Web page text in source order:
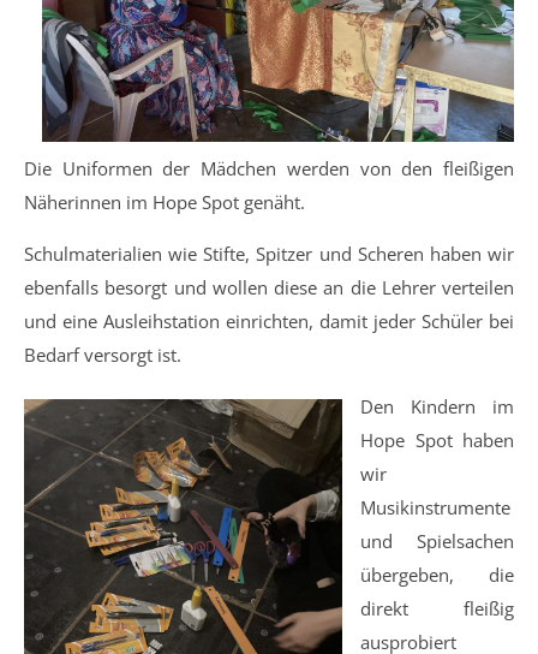
Die Uniformen der Mädchen werden von den fleißigen
Näherinnen im Hope Spot genäht.
Schulmaterialien wie Stifte, Spitzer und Scheren haben wir
ebenfalls besorgt und wollen diese an die Lehrer verteilen
und eine Ausleihstation einrichten, damit jeder Schüler bei
Bedarf versorgt ist.
Den Kindern im
Hope Spot haben
wir
Musikinstrumente
und Spielsachen
übergeben, die
direkt fleißig
ausprobiert